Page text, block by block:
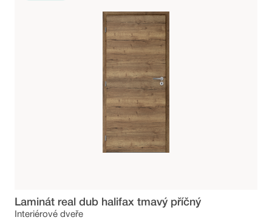
Laminát real dub halifax tmavý příčný
Interiérové dveře